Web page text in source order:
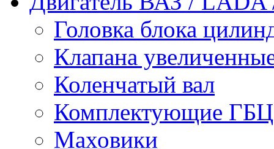
Головка блока
Клапана
Коленчатый вал
Комплектующие ГБЦ
Маховики